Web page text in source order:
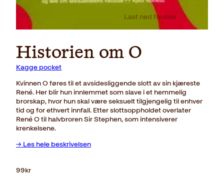
Last ned forside
Historien om O
Kagge pocket
Kvinnen O føres til et avsidesliggende slott av sin kjæreste
René. Her blir hun innlemmet som slave i et hemmelig
brorskap, hvor hun skal være seksuelt tilgjengelig til enhver
tid og for ethvert innfall. Etter slottsoppholdet overlater
René O til halvbroren Sir Stephen, som intensiverer
krenkelsene.
→ Les hele beskrivelsen
99kr